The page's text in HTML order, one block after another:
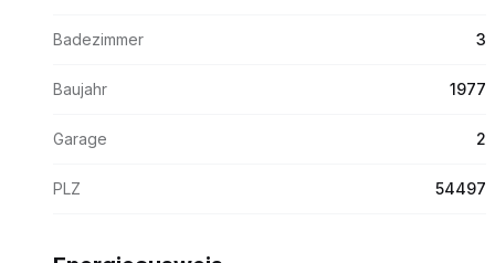
Badezimmer 3
Baujahr 1977
Garage 2
PLZ 54497